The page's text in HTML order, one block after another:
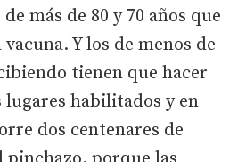
más de 80 y 70 años que
Y los de menos de
tienen que hacer
lugares habilitados y en
dos centenares de